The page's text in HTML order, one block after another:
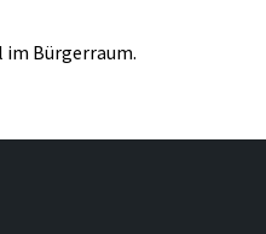
im Bürgerraum.